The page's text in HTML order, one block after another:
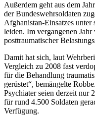
Außerdem geht aus dem
der Bundeswehrsoldaten
Afghanistan-Einsatzes unter
leiden. Im vergangenen
posttraumatischer
Damit hat sich, laut
Vergleich zu 2008 fast
für die Behandlung
gerüstet“, bemängelte
Psychiater seien derzeit nur
für rund 4.500 Soldaten
Verfügung.